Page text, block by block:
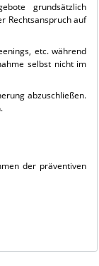
grundsätzlich
Rechtsanspruch auf
etc. während
selbst nicht im
abzuschließen.
der präventiven